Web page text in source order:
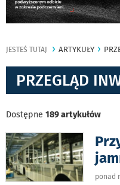
JESTEŚ TUTAJ ARTYKUŁY
PRZEGLĄD
Dostępne 189 artykułów
ponad